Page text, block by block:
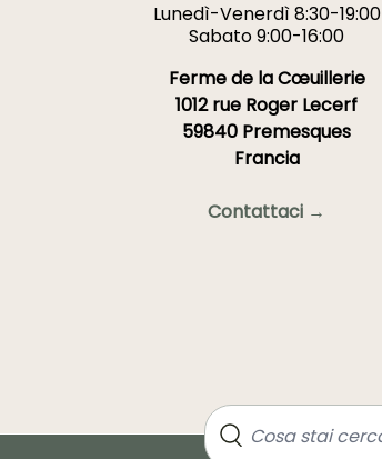
Lunedì-Venerdì 8:30-19:00
Sabato 9:00-16:00
Ferme de la Cœuillerie
1012 rue Roger Lecerf
59840 Premesques
Francia
Contattaci →